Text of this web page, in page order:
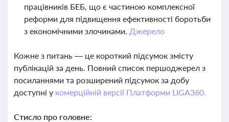
працівників БЕБ, що є частиною комплексної
реформи для підвищення ефективності боротьби
з економічними злочинами. Джерело
Кожне з питань — це короткий підсумок змісту
публікацій за день. Повний список першоджерел з
посиланнями та розширений підсумок за добу
доступні у комерційній версії Платформи LIGA360.
Стисло про головне: